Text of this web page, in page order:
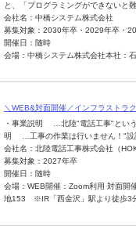
と、「プログラミングができないと
会社名：中橋システム株式会社
募集対象：2030年卒・2029年卒・
開催日：随時
会場：中橋システム株式会社本社：
＼WEB&対面開催／インフラストラ
・事業説明 …北陸"電話工事"という
明 …工事の作業は行いません！"設
会社名：北陸電話工事株式会社（
募集対象：2027年卒
開催日：随時
会場：WEB開催：Zoom利用 対面開
地153 ※IR「西金沢」駅より徒歩3